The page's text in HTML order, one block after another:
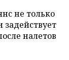
не только
налетов